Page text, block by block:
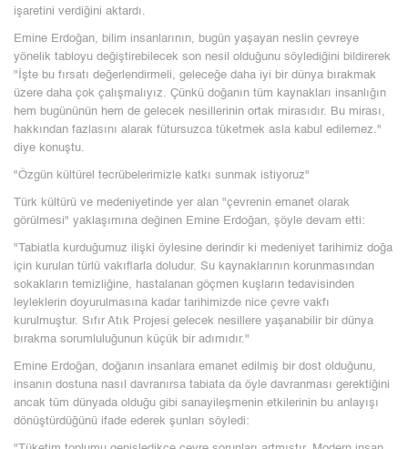
işaretini verdiğini aktardı.
Emine Erdoğan, bilim insanlarının, bugün yaşayan neslin çevreye
yönelik tabloyu değiştirebilecek son nesil olduğunu söylediğini bildirerek
"İşte bu fırsatı değerlendirmeli, geleceğe daha iyi bir dünya bırakmak
üzere daha çok çalışmalıyız. Çünkü doğanın tüm kaynakları insanlığın
hem bugününün hem de gelecek nesillerinin ortak mirasıdır. Bu mirası,
hakkından fazlasını alarak fütursuzca tüketmek asla kabul edilemez."
diye konuştu.
"Özgün kültürel tecrübelerimizle katkı sunmak istiyoruz"
Türk kültürü ve medeniyetinde yer alan "çevrenin emanet olarak
görülmesi" yaklaşımına değinen Emine Erdoğan, şöyle devam etti:
"Tabiatla kurduğumuz ilişki öylesine derindir ki medeniyet tarihimiz doğa
için kurulan türlü vakıflarla doludur. Su kaynaklarının korunmasından
sokakların temizliğine, hastalanan göçmen kuşların tedavisinden
leyleklerin doyurulmasına kadar tarihimizde nice çevre vakfı
kurulmuştur. Sıfır Atık Projesi gelecek nesillere yaşanabilir bir dünya
bırakma sorumluluğunun küçük bir adımıdır."
Emine Erdoğan, doğanın insanlara emanet edilmiş bir dost olduğunu,
insanın dostuna nasıl davranırsa tabiata da öyle davranması gerektiğini
ancak tüm dünyada olduğu gibi sanayileşmenin etkilerinin bu anlayışı
dönüştürdüğünü ifade ederek şunları söyledi: